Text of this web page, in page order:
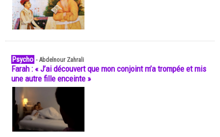
Psycho -Abdelnour Zahrali
Farah : « J’ai découvert que mon conjoint m’a trompée et mis
une autre fille enceinte »